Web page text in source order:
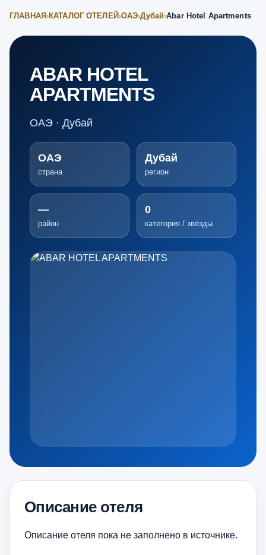
ГЛАВНАЯ ›КАТАЛОГ ОТЕЛЕЙ ›ОАЭ›Дубай›Abar Hotel Apartments
ABAR HOTEL
APARTMENTS
ОАЭ · Дубай
ОАЭ
страна
Дубай
регион
—
район
0
категория / звёзды
Описание отеля
Описание отеля пока не заполнено в источнике.